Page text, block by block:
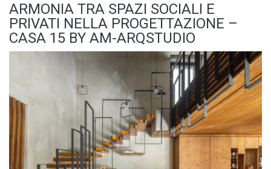
ARMONIA TRA SPAZI SOCIALI E
PRIVATI NELLA PROGETTAZIONE –
CASA 15 BY AM-ARQSTUDIO